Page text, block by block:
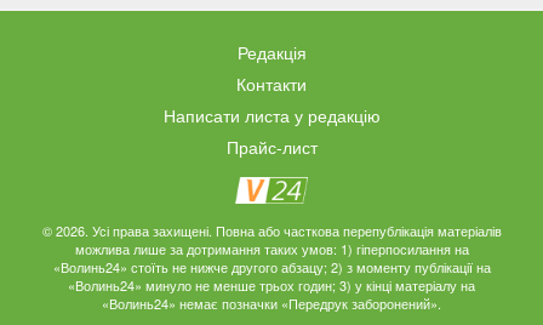
кого це стосується
Що категорично заборонено робити на Яблучний
Спас: повний перелік
Водіїв в Україні можуть оштрафувати на 1190 гривень
На Волині рясно ростуть маслюки: показали
місце, де шукати гриби
17:38
Деякі продукти можуть зникнути з полиць магазинів:
які міста під загрозою
Редакція
Контакти
Написати листа у редакцію
Прайс-лист
© 2026. Усі права захищені. Повна або часткова перепублікація матеріалів
можлива лише за дотримання таких умов: 1) гіперпосилання на
«Волинь24» стоїть не нижче другого абзацу; 2) з моменту публікації на
«Волинь24» минуло не менше трьох годин; 3) у кінці матеріалу на
«Волинь24» немає позначки «Передрук заборонений».